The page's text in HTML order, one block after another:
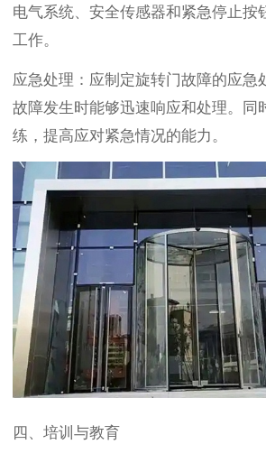
电气系统、安全传感器和紧急停止按
工作。
应急处理：应制定旋转门故障的应急
故障发生时能够迅速响应和处理。同
练，提高应对紧急情况的能力。
四、培训与教育